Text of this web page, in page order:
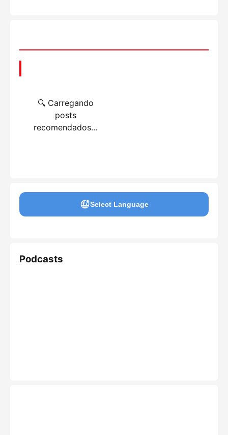
🔍 Carregando
posts
recomendados...
Select Language
Podcasts